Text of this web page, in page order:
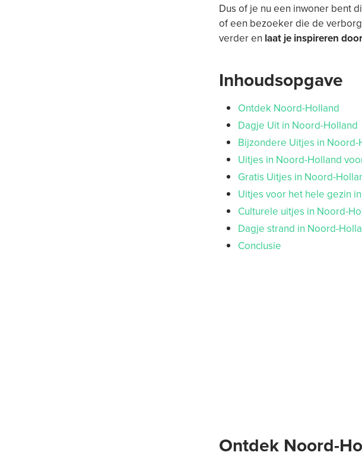
Dus of je nu een inwoner bent
of een bezoeker die de
verder en laat je inspireren
Inhoudsopgave
Ontdek Noord-Holland
Dagje Uit in Noord-Holland
Bijzondere Uitjes in Noord-
Uitjes in Noord-Holland
Gratis Uitjes in Noord-
Uitjes voor het hele gezin
Culturele uitjes in Noord-
Dagje strand in Noord-
Conclusie
Ontdek Noord-